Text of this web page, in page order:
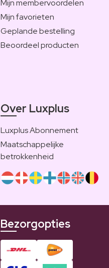
Mijn membervoordelen
Mijn favorieten
Geplande bestelling
Beoordeel producten
Over Luxplus
Luxplus Abonnement
Maatschappelijke
betrokkenheid
Bezorgopties